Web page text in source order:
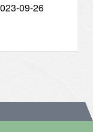
09-26